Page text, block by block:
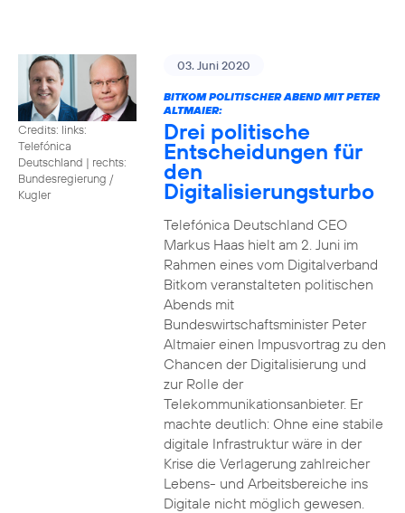
Credits: links:
Telefónica
Deutschland | rechts:
Bundesregierung /
Kugler
03. Juni 2020
BITKOM POLITISCHER ABEND MIT PETER
ALTMAIER:
Drei politische
Entscheidungen für
den
Digitalisierungsturbo
Telefónica Deutschland CEO
Markus Haas hielt am 2. Juni im
Rahmen eines vom Digitalverband
Bitkom veranstalteten politischen
Abends mit
Bundeswirtschaftsminister Peter
Altmaier einen Impusvortrag zu den
Chancen der Digitalisierung und
zur Rolle der
Telekommunikationsanbieter. Er
machte deutlich: Ohne eine stabile
digitale Infrastruktur wäre in der
Krise die Verlagerung zahlreicher
Lebens- und Arbeitsbereiche ins
Digitale nicht möglich gewesen.